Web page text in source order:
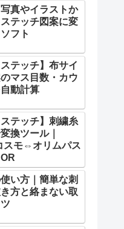
写真やイラストか
テッチ図案に変
フト
ステッチ】布サイ
マス目数・カウ
動計算
ステッチ】刺繍糸
換ツール｜
スモ⇔オリムパス
い方｜簡単な刺
方と絡まない取